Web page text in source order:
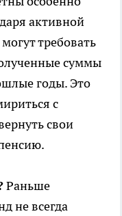
активной
требовать
суммы
годы. Это
с
свои
Раньше
не всегда